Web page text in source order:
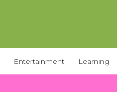
Entertainment Learning